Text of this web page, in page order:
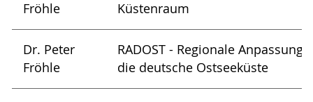
Fröhle
Küstenraum
Dr. Peter
Fröhle
RADOST - Regionale
die deutsche Ostseeküste